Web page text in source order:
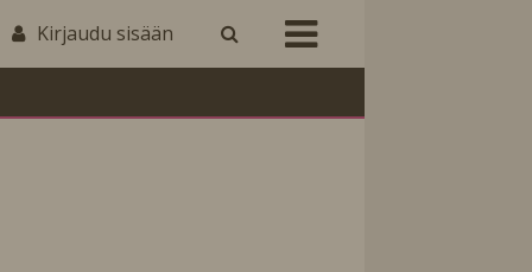
Kirjaudu sisään